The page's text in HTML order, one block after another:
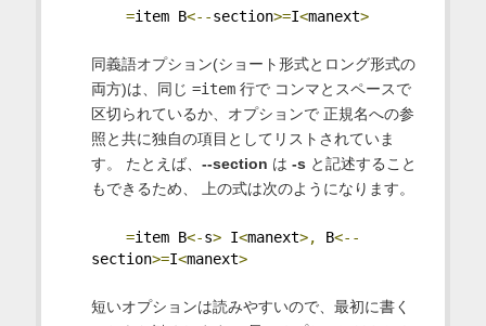
=item B<--section>=I<manext>
同義語オプション(ショート形式とロング形式の
両方)は、同じ =item行で コンマとスペースで
区切られているか、オプションで 正規名への参
照と共に独自の項目としてリストされていま
す。 たとえば、 --section は -s と記述すること
もできるため、 上の式は次のようになります。
=item B<-s> I<manext>, B<--
section>=I<manext>
短いオプションは読みやすいので、最初に書く